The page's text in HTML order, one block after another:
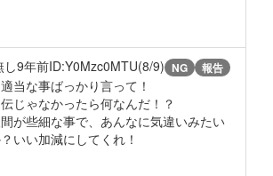
し9年前ID:Y0Mzc0MTU(8/9) NG 報告
当な事ばっかり言って！
じゃなかったら何なんだ！？
が些細な事で、あんなに気違いみたい
いい加減にしてくれ！